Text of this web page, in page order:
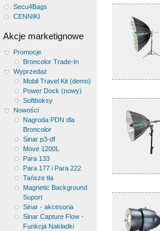
Secu4Bags
CENNIKI
Akcje marketignowe
Promocje
Broncolor Trade-In
Wyprzedaż
Mobil Travel Kit (demo)
Power Dock (nowy)
Softboksy
Nowości
Nagroda PDN dla
Broncolor
Sinar p3-df
Move 1200L
Para 133
Para 177 i Para 222
Tańsze tła
Magnetic Background
Suport
Sinar - akcesoria
Sinar Capture Flow -
Funkcja Nakładki